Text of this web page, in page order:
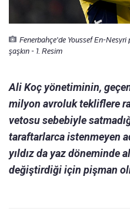
Fenerbahçe'de Youssef En-Nesyri
şaşkın - 1. Resim
Ali Koç yönetiminin,
milyon avroluk tekliflere
vetosu sebebiyle
taraftarlarca istenmeyen
yıldız da yaz döneminde
değiştirdiği için pişman